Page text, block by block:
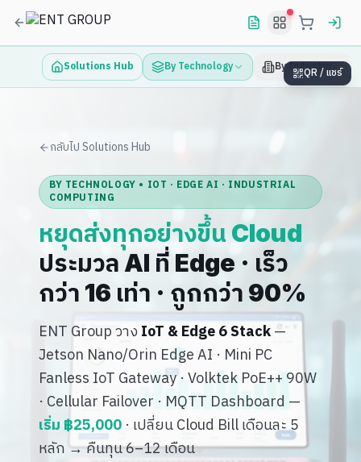
Solutions Hub By Technology By Industry
กลับไป Solutions Hub
BY TECHNOLOGY • IOT · EDGE AI · INDUSTRIAL
COMPUTING
หยุดส่งทุกอย่างขึ้น Cloud
ประมวล AI ที่ Edge · เร็ว
กว่า 16 เท่า · ถูกกว่า 90%
ENT Group วาง IoT & Edge 6 Stack—
Jetson Nano/Orin Edge AI · Mini PC
Fanless IoT Gateway · Volktek PoE++ 90W
· Cellular Failover · MQTT Dashboard —
เริ่ม ฿25,000 · เปลี่ยน Cloud Bill เดือนละ 5
หลัก → คืนทุน 6–12 เดือน
QR / แชร์